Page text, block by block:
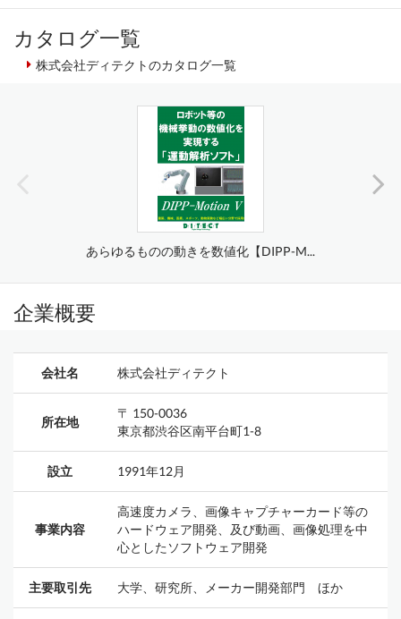
カタログ一覧
株式会社ディテクトのカタログ一覧
あらゆるものの動きを数値化【DIPP-M...
企業概要
会社名 株式会社ディテクト
所在地
〒 150-0036
東京都渋谷区南平台町1-8
設立 1991年12月
事業内容
高速度カメラ、画像キャプチャーカード等の
ハードウェア開発、及び動画、画像処理を中
心としたソフトウェア開発
主要取引先 大学、研究所、メーカー開発部門 ほか